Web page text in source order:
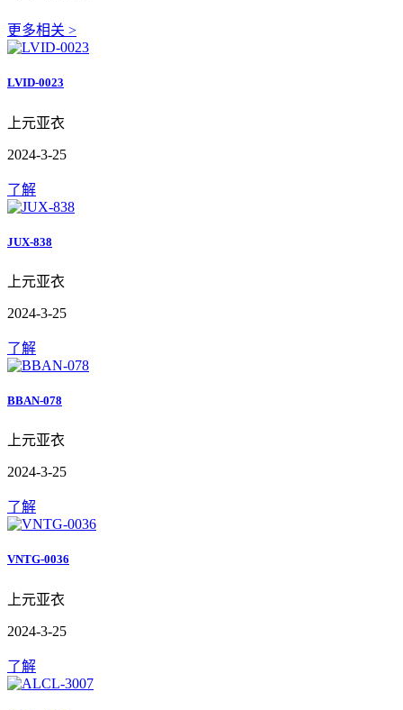
更多相关 >
LVID-0023
上元亚衣
2024-3-25
了解
JUX-838
上元亚衣
2024-3-25
了解
BBAN-078
上元亚衣
2024-3-25
了解
VNTG-0036
上元亚衣
2024-3-25
了解